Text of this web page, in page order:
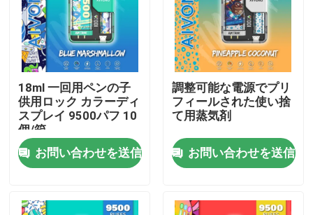
18ml 一回用ペンの子
供用ロック カラーディ
スプレイ 9500パフ 10
個/箱
お問い合わせを送信
調整可能な電源でプリ
フィールされた使い捨
て用蒸気剤
お問い合わせを送信